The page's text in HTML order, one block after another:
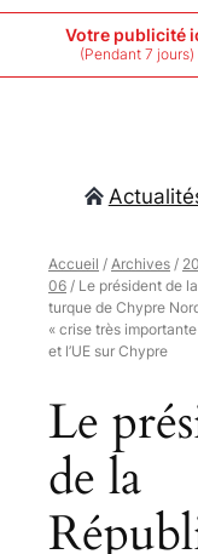
Votre publicité
(Pendant 7 jours)
Accueil / Archives /
06 / Le président de
turque de Chypre
« crise très
et l’UE sur Chypre
Le
de la